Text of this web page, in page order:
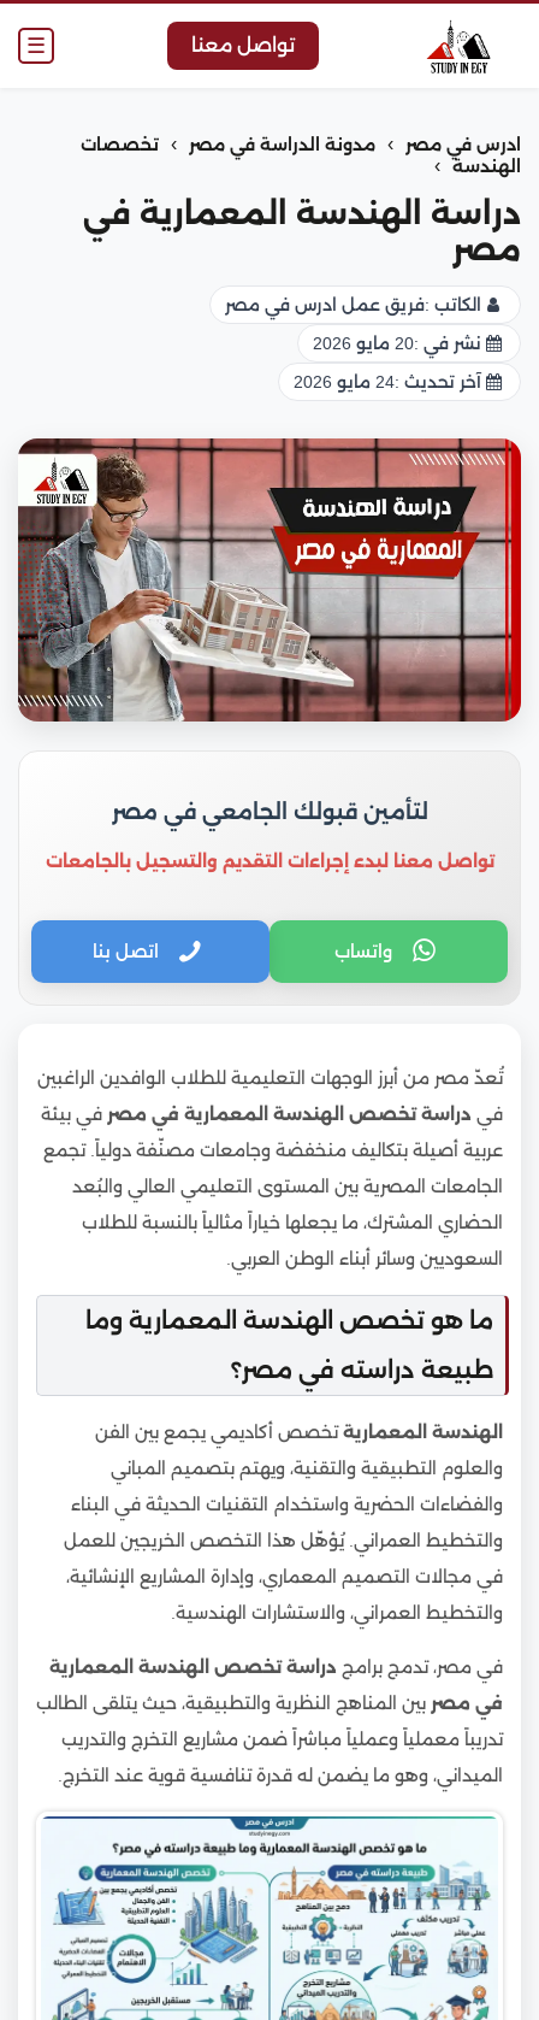
☰ تواصل معنا
ادرس في مصر › مدونة الدراسة في مصر ›
تخصصات
الهندسة
›
دراسة الهندسة المعمارية في
مصر
الكاتب :فريق عمل ادرس في مصر
نشر في :20 مايو 2026
آخر تحديث :24 مايو 2026
لتأمين قبولك الجامعي في مصر
تواصل معنا لبدء إجراءات التقديم والتسجيل بالجامعات
واتساب اتصل بنا
تُعدّ مصر من أبرز الوجهات التعليمية للطلاب الوافدين الراغبين
في دراسة تخصص الهندسة المعمارية في مصر في بيئة
عربية أصيلة بتكاليف منخفضة وجامعات مصنّفة دولياً. تجمع
الجامعات المصرية بين المستوى التعليمي العالي والبُعد
الحضاري المشترك، ما يجعلها خياراً مثالياً بالنسبة للطلاب
السعوديين وسائر أبناء الوطن العربي.
ما هو تخصص الهندسة المعمارية وما
طبيعة دراسته في مصر؟
الهندسة المعماريةتخصص أكاديمي يجمع بين الفن
والعلوم التطبيقية والتقنية، ويهتم بتصميم المباني
والفضاءات الحضرية واستخدام التقنيات الحديثة في البناء
والتخطيط العمراني. يُؤهّل هذا التخصص الخريجين للعمل
في مجالات التصميم المعماري، وإدارة المشاريع الإنشائية،
والتخطيط العمراني، والاستشارات الهندسية.
في مصر، تدمج برامج دراسة تخصص الهندسة المعمارية
في مصر بين المناهج النظرية والتطبيقية، حيث يتلقى الطالب
تدريباً معملياً وعملياً مباشراً ضمن مشاريع التخرج والتدريب
الميداني، وهو ما يضمن له قدرة تنافسية قوية عند التخرج.